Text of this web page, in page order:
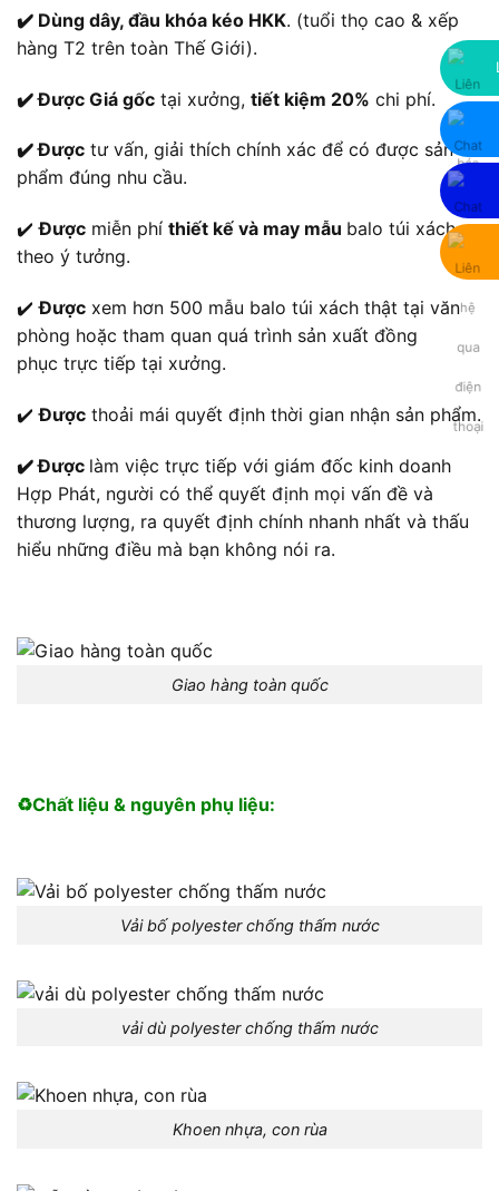
✔️ Dùng dây, đầu khóa kéo HKK. (tuổi thọ cao & xếp
hàng T2 trên toàn Thế Giới).
✔️ Được Giá gốc tại xưởng, tiết kiệm 20% chi phí.
✔️ Được tư vấn, giải thích chính xác để có được sản
phẩm đúng nhu cầu.
✔️Được miễn phí thiết kế và may mẫu balo túi xách
theo ý tưởng.
✔️Được xem hơn 500 mẫu balo túi xách thật tại văn
phòng hoặc tham quan quá trình sản xuất đồng
phục trực tiếp tại xưởng.
✔️Được thoải mái quyết định thời gian nhận sản phẩm.
✔️ Được làm việc trực tiếp với giám đốc kinh doanh
Hợp Phát, người có thể quyết định mọi vấn đề và
thương lượng, ra quyết định chính nhanh nhất và thấu
hiểu những điều mà bạn không nói ra.
Giao hàng toàn quốc
♻️Chất liệu & nguyên phụ liệu:
Vải bố polyester chống thấm nước
vải dù polyester chống thấm nước
Khoen nhựa, con rùa